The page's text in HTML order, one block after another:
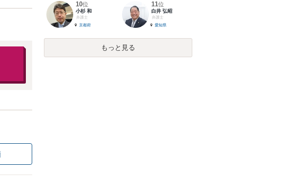
10位
小杉 和
弁護士
京都府
11位
白井 弘昭
弁護士
愛知県
もっと見る